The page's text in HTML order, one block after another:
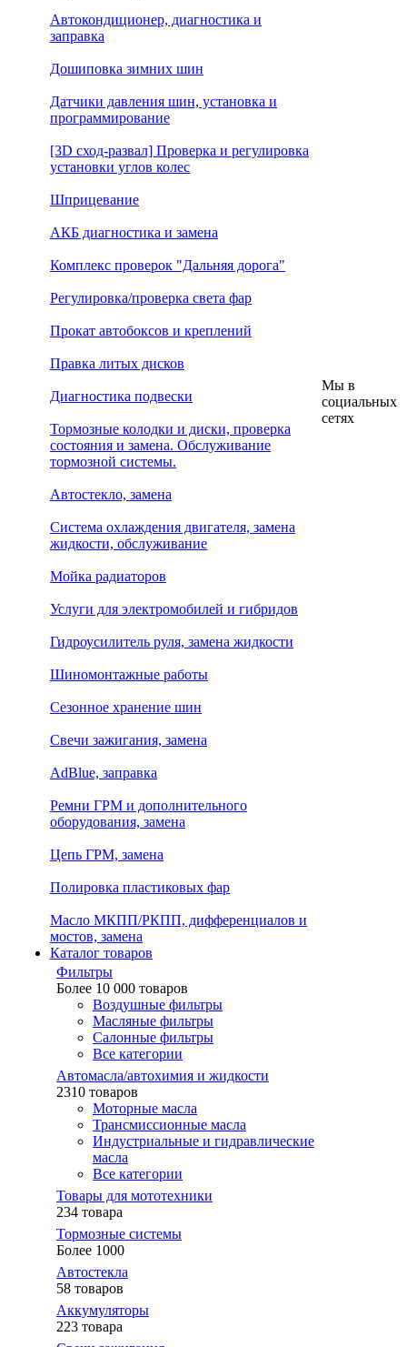
Автокондиционер, диагностика и
заправка
Дошиповка зимних шин
Датчики давления шин, установка и
программирование
[3D сход-развал] Проверка и регулировка
установки углов колес
Шприцевание
АКБ диагностика и замена
Комплекс проверок "Дальняя дорога"
Регулировка/проверка света фар
Прокат автобоксов и креплений
Правка литых дисков
Диагностика подвески
Тормозные колодки и диски, проверка
состояния и замена. Обслуживание
тормозной системы.
Автостекло, замена
Система охлаждения двигателя, замена
жидкости, обслуживание
Мойка радиаторов
Услуги для электромобилей и гибридов
Гидроусилитель руля, замена жидкости
Шиномонтажные работы
Сезонное хранение шин
Свечи зажигания, замена
AdBlue, заправка
Ремни ГРМ и дополнительного
оборудования, замена
Цепь ГРМ, замена
Полировка пластиковых фар
Масло МКПП/РКПП, дифференциалов и
мостов, замена
Каталог товаров
Фильтры
Более 10 000 товаров
Воздушные фильтры
Масляные фильтры
Салонные фильтры
Все категории
Автомасла/автохимия и жидкости
2310 товаров
Моторные масла
Трансмиссионные масла
Индустриальные и гидравлические
масла
Все категории
Товары для мототехники
234 товара
Тормозные системы
Более 1000
Автостекла
58 товаров
Аккумуляторы
223 товара
Мы в
социальных
сетях